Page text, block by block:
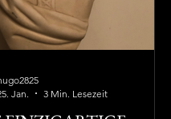
Jan.
3 Min. Lesezeit